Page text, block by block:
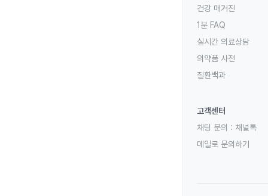
건강 매거진
1분 FAQ
실시간 의료상담
의약품 사전
질환백과
고객센터
채팅 문의 : 채널톡
메일로 문의하기